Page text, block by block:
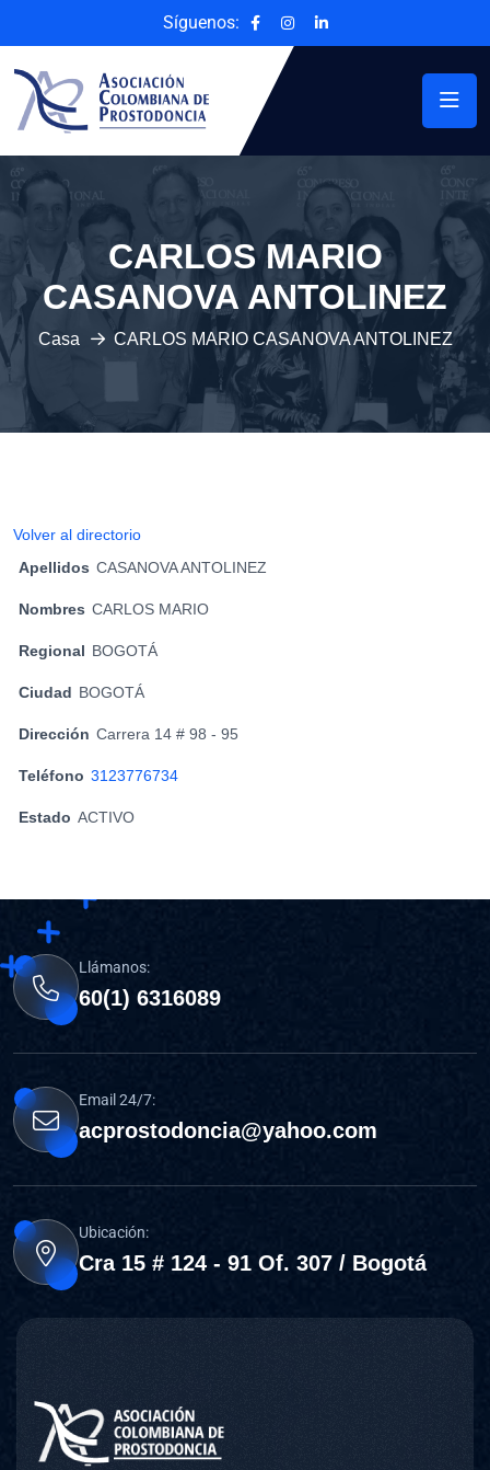
Síguenos:
CARLOS MARIO
CASANOVA ANTOLINEZ
Casa CARLOS MARIO CASANOVA ANTOLINEZ
Volver al directorio
Apellidos CASANOVA ANTOLINEZ
Nombres CARLOS MARIO
Regional BOGOTÁ
Ciudad BOGOTÁ
Dirección Carrera 14 # 98 - 95
Teléfono 3123776734
Estado ACTIVO
Llámanos:
60(1) 6316089
Email 24/7:
acprostodoncia@yahoo.com
Ubicación:
Cra 15 # 124 - 91 Of. 307 / Bogotá